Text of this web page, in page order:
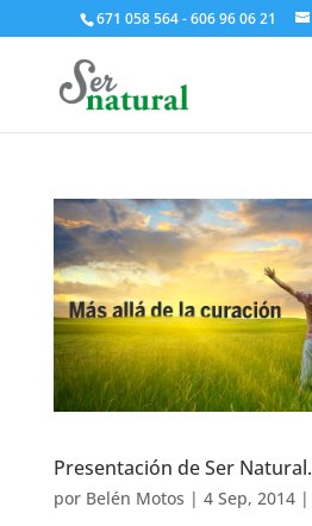
671 058 564 - 606 96 06 21
Presentación de Ser Natural.
por Belén Motos | 4 Sep, 2014|